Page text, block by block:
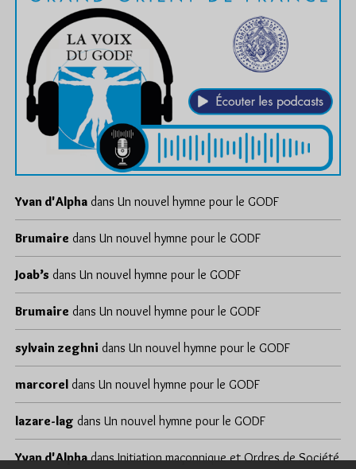
Yvan d'Alpha dans Un nouvel hymne pour le GODF
Brumaire dans Un nouvel hymne pour le GODF
Joab’s dans Un nouvel hymne pour le GODF
Brumaire dans Un nouvel hymne pour le GODF
sylvain zeghni dans Un nouvel hymne pour le GODF
marcorel dans Un nouvel hymne pour le GODF
lazare-lag dans Un nouvel hymne pour le GODF
Yvan d'AlphadansInitiation maçonnique et Ordres de Société